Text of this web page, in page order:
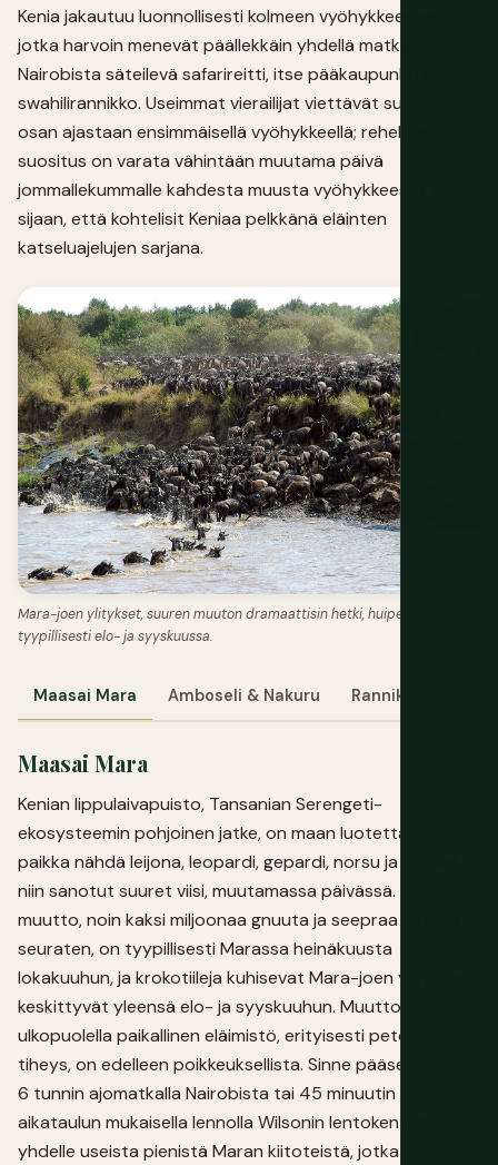
Kenia jakautuu luonnollisesti kolmeen vyöhykkeeseen,
jotka harvoin menevät päällekkäin yhdellä matkalla:
Nairobista säteilevä safarireitti, itse pääkaupunki ja
swahilirannikko. Useimmat vierailijat viettävät suurimman
osan ajastaan ensimmäisellä vyöhykkeellä; rehellinen
suositus on varata vähintään muutama päivä
jommallekummalle kahdesta muusta vyöhykkeestä sen
sijaan, että kohtelisit Keniaa pelkkänä eläinten
katseluajelujen sarjana.
Mara-joen ylitykset, suuren muuton dramaattisin hetki, huipentuvat
tyypillisesti elo- ja syyskuussa.
Maasai Mara Amboseli & Nakuru Rannikko
Maasai Mara
Kenian lippulaivapuisto, Tansanian Serengeti-
ekosysteemin pohjoinen jatke, on maan luotettavin
paikka nähdä leijona, leopardi, gepardi, norsu ja puhveli,
niin sanotut suuret viisi, muutamassa päivässä. Suuri
muutto, noin kaksi miljoonaa gnuuta ja seepraa sateita
seuraten, on tyypillisesti Marassa heinäkuusta
lokakuuhun, ja krokotiileja kuhisevat Mara-joen ylitykset
keskittyvät yleensä elo- ja syyskuuhun. Muuttokauden
ulkopuolella paikallinen eläimistö, erityisesti petojen
tiheys, on edelleen poikkeuksellista. Sinne pääsee joko 5-
6 tunnin ajomatkalla Nairobista tai 45 minuutin
aikataulun mukaisella lennolla Wilsonin lentokentältä
yhdelle useista pienistä Maran kiitoteistä, jotka